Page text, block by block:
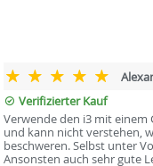
Verifizierter Kauf
Verwende den i3 mit einem
und kann nicht verstehen,
beschweren. Selbst unter
Ansonsten auch sehr gute